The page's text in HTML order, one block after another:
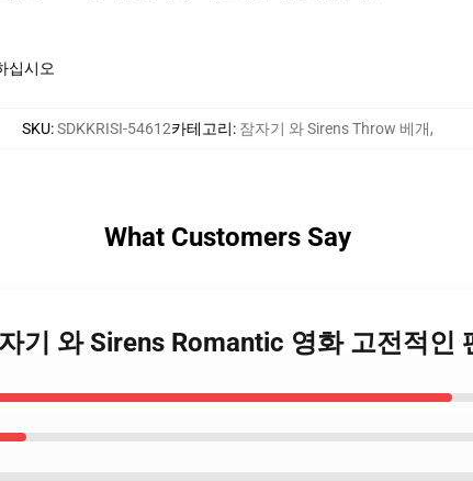
십시오
SKU:SDKKRISI-54612카테고리: 잠자기 와 Sirens Throw 베개,
What Customers Say
기 와 Sirens Romantic 영화 고전적인